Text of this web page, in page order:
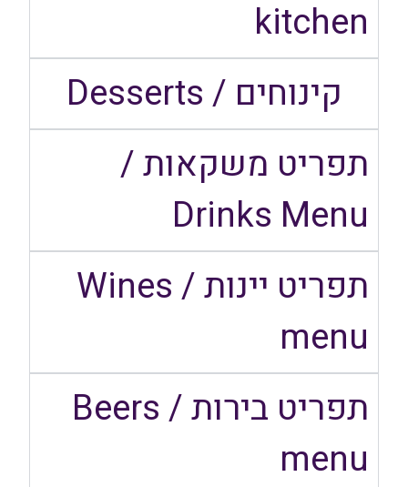
kitchen​
קינוחים / Desserts​
תפריט משקאות /
Drinks Menu
תפריט יינות / Wines
menu
תפריט בירות / Beers
menu​